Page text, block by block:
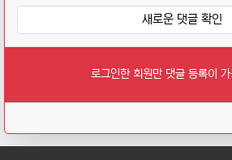
새로운 댓글 확인
로그인한 회원만 댓글 등록이